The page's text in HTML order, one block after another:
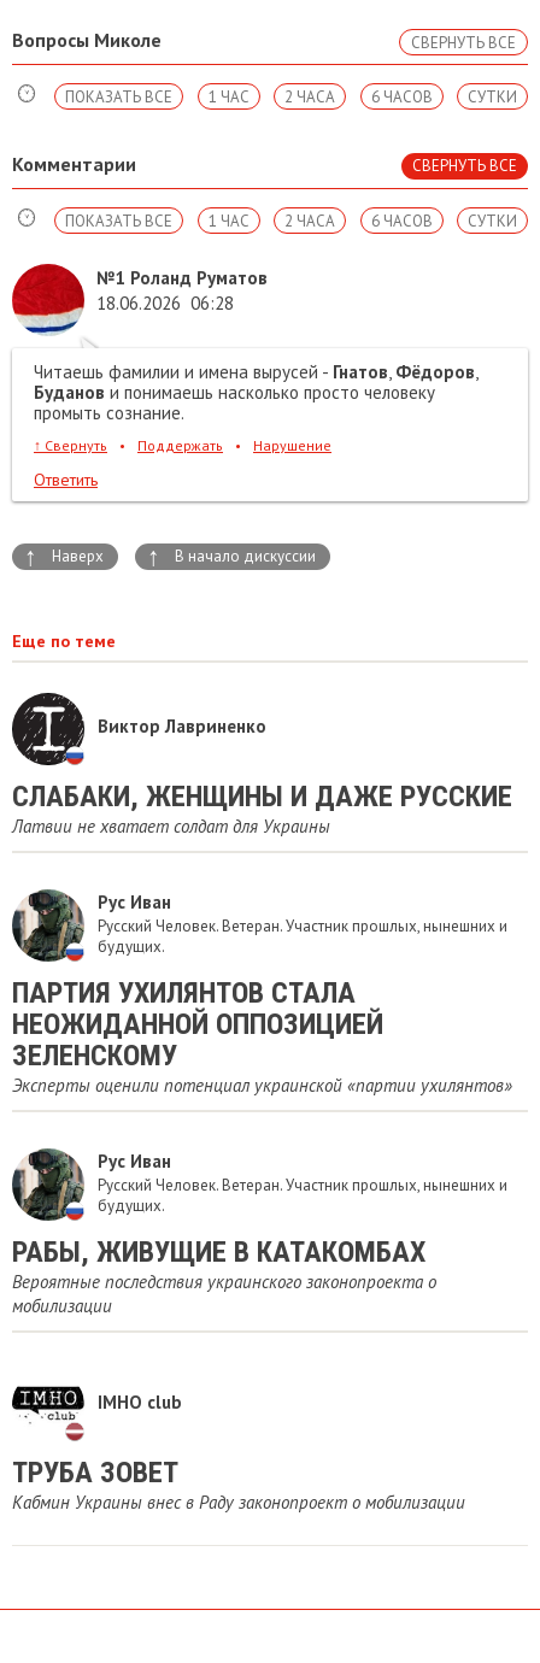
Вопросы Миколе СВЕРНУТЬ ВСЕ
СУТКИ
6 ЧАСОВ
2 ЧАСА
1 ЧАС
ПОКАЗАТЬ ВСЕ
Комментарии СВЕРНУТЬ ВСЕ
СУТКИ
6 ЧАСОВ
2 ЧАСА
1 ЧАС
ПОКАЗАТЬ ВСЕ
№1 Роланд Руматов
18.06.2026 06:28
Читаешь фамилии и имена вырусей - Гнатов Фёдоров
Буданов и понимаешь насколько просто человеку
промыть сознание.
↑ Свернуть • Поддержать • Нарушение
Ответить
↑ Наверх ↑ В начало дискуссии
Еще по теме
Виктор Лавриненко
СЛАБАКИ, ЖЕНЩИНЫ И ДАЖЕ РУССКИЕ
Латвии не хватает солдат для Украины
Рус Иван
Русский Человек. Ветеран. Участник прошлых, нынешних и
будущих.
ПАРТИЯ УХИЛЯНТОВ СТАЛА
НЕОЖИДАННОЙ ОППОЗИЦИЕЙ
ЗЕЛЕНСКОМУ
Эксперты оценили потенциал украинской «партии ухилянтов»
Рус Иван
Русский Человек. Ветеран. Участник прошлых, нынешних и
будущих.
РАБЫ, ЖИВУЩИЕ В КАТАКОМБАХ
Вероятные последствия украинского законопроекта о
мобилизации
IMHO club
ТРУБА ЗОВЕТ
Кабмин Украины внес в Раду законопроект о мобилизации